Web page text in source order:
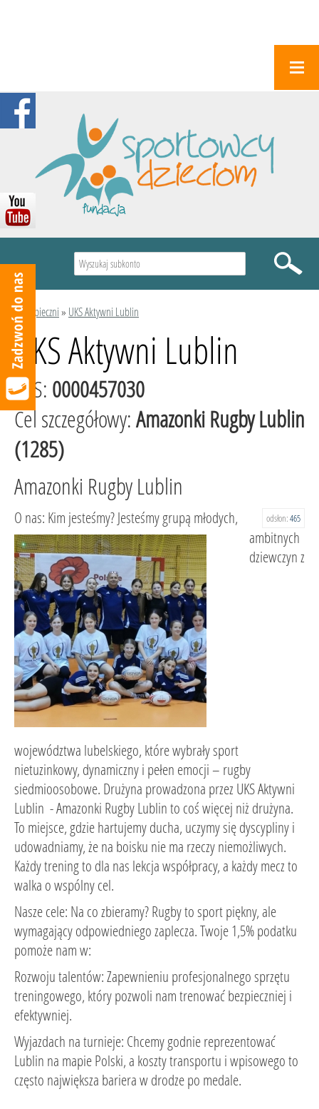
Podopieczni» UKS Aktywni Lublin
UKS Aktywni Lublin
KRS: 0000457030
Cel szczegółowy:Amazonki Rugby Lublin
(1285)
Amazonki Rugby Lublin
odsłon:465
O nas: Kim jesteśmy? Jesteśmy grupą młodych,
ambitnych
dziewczyn z
województwa lubelskiego, które wybrały sport
nietuzinkowy, dynamiczny i pełen emocji – rugby
siedmioosobowe. Drużyna prowadzona przez UKS Aktywni
Lublin - Amazonki Rugby Lublin to coś więcej niż drużyna.
To miejsce, gdzie hartujemy ducha, uczymy się dyscypliny i
udowadniamy, że na boisku nie ma rzeczy niemożliwych.
Każdy trening to dla nas lekcja współpracy, a każdy mecz to
walka o wspólny cel.
Nasze cele: Na co zbieramy? Rugby to sport piękny, ale
wymagający odpowiedniego zaplecza. Twoje 1,5% podatku
pomoże nam w:
Rozwoju talentów: Zapewnieniu profesjonalnego sprzętu
treningowego, który pozwoli nam trenować bezpieczniej i
efektywniej.
Wyjazdach na turnieje: Chcemy godnie reprezentować
Lublin na mapie Polski, a koszty transportu i wpisowego to
często największa bariera w drodze po medale.